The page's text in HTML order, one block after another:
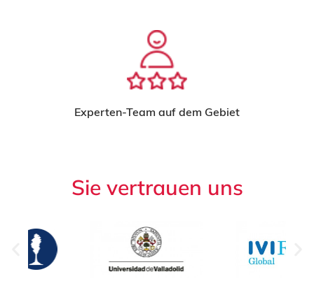
Experten-Team auf dem Gebiet
Sie vertrauen uns